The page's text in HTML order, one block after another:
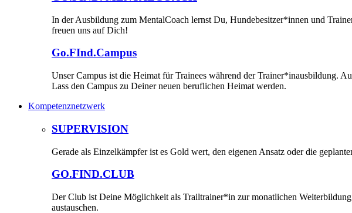
In der Ausbildung zum MentalCoach lernst Du, Hundebesitzer*innen und
freuen uns auf Dich!
Go.FInd.Campus
Unser Campus ist die Heimat für Trainees während der Trainer*inausbildung.
Lass den Campus zu Deiner neuen beruflichen Heimat werden.
Kompetenznetzwerk
SUPERVISION
Gerade als Einzelkämpfer ist es Gold wert, den eigenen Ansatz oder die
GO.FIND.CLUB
Der Club ist Deine Möglichkeit als Trailtrainer*in zur monatlichen
austauschen.